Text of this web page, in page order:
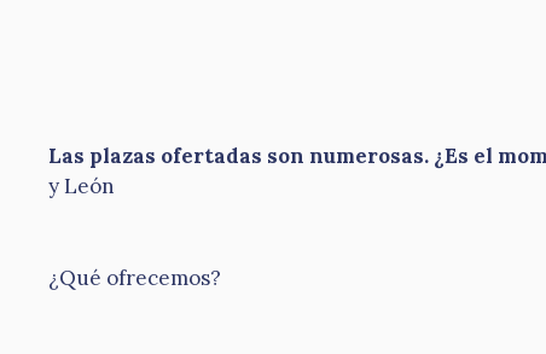
Las plazas ofertadas son numerosas. ¿Es el
y León
¿Qué ofrecemos?